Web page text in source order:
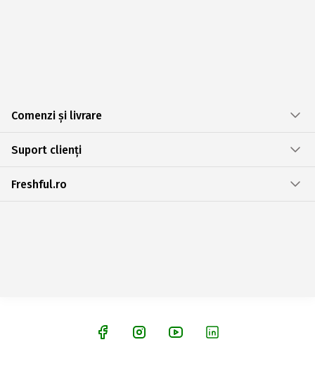
Comenzi și livrare
Suport clienți
Freshful.ro